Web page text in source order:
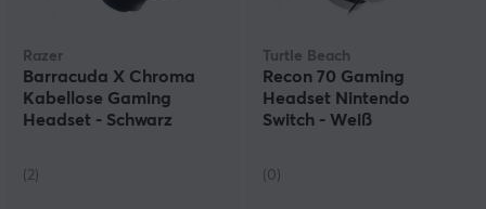
Razer
Barracuda X Chroma
Kabellose Gaming
Headset - Schwarz
(2)
Turtle Beach
Recon 70 Gaming
Headset Nintendo
Switch - Weiß
(0)